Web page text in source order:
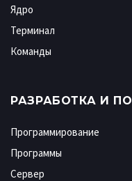
Ядро
Терминал
Команды
РАЗРАБОТКА И ПО
Программирование
Программы
Сервер